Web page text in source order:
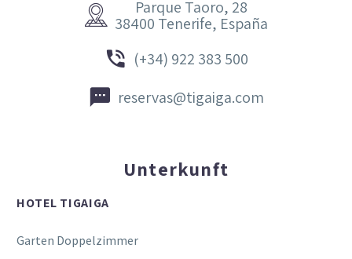


Parque Taoro, 28
38400 Tenerife, España

 (+34) 922 383 500

 reservas@tigaiga.com
Unterkunft
HOTEL TIGAIGA
Garten Doppelzimmer